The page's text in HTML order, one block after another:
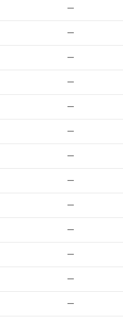
—
—
—
—
—
—
—
—
—
—
—
—
—